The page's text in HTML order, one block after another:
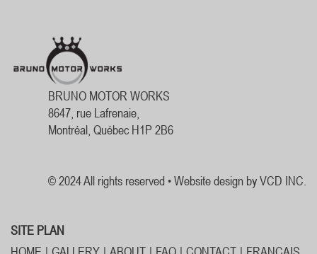
BRUNO MOTOR WORKS
8647, rue Lafrenaie,
Montréal, Québec H1P 2B6
© 2024 All rights reserved •Website design by VCD INC.
SITE PLAN